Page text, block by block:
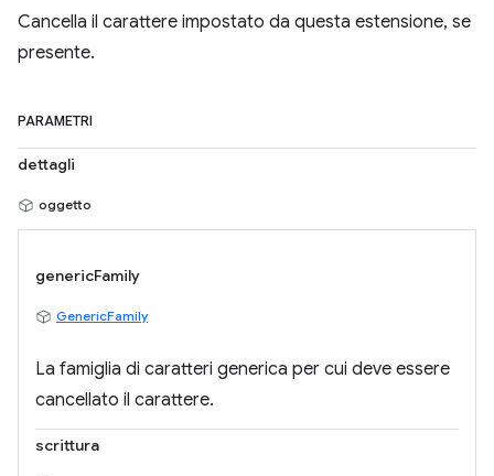
Cancella il carattere impostato da questa estensione, se
presente.
PARAMETRI
dettagli
oggetto
genericFamily
GenericFamily
La famiglia di caratteri generica per cui deve essere
cancellato il carattere.
scrittura